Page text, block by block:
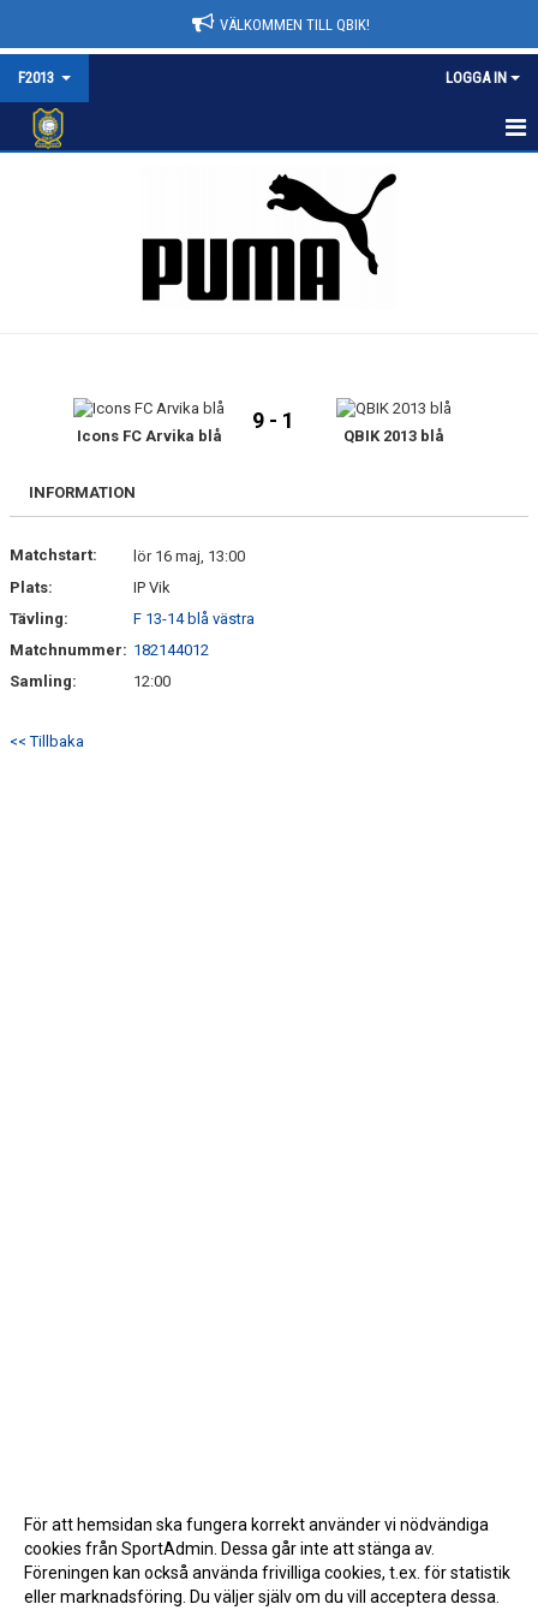
VÄLKOMMEN TILL QBIK!
F2013 LOGGA IN
BILDGALLERI
DOKUMENT
Icons FC Arvika blå
9 - 1
QBIK 2013 blå
INFORMATION
Matchstart:
lör 16 maj, 13:00
Plats:
IP Vik
Tävling:
F 13-14 blå västra
Matchnummer: 182144012
Samling:
12:00
<< Tillbaka
För att hemsidan ska fungera korrekt använder vi nödvändiga
cookies från SportAdmin. Dessa går inte att stänga av.
Föreningen kan också använda frivilliga cookies, t.ex. för statistik
eller marknadsföring. Du väljer själv om du vill acceptera dessa.